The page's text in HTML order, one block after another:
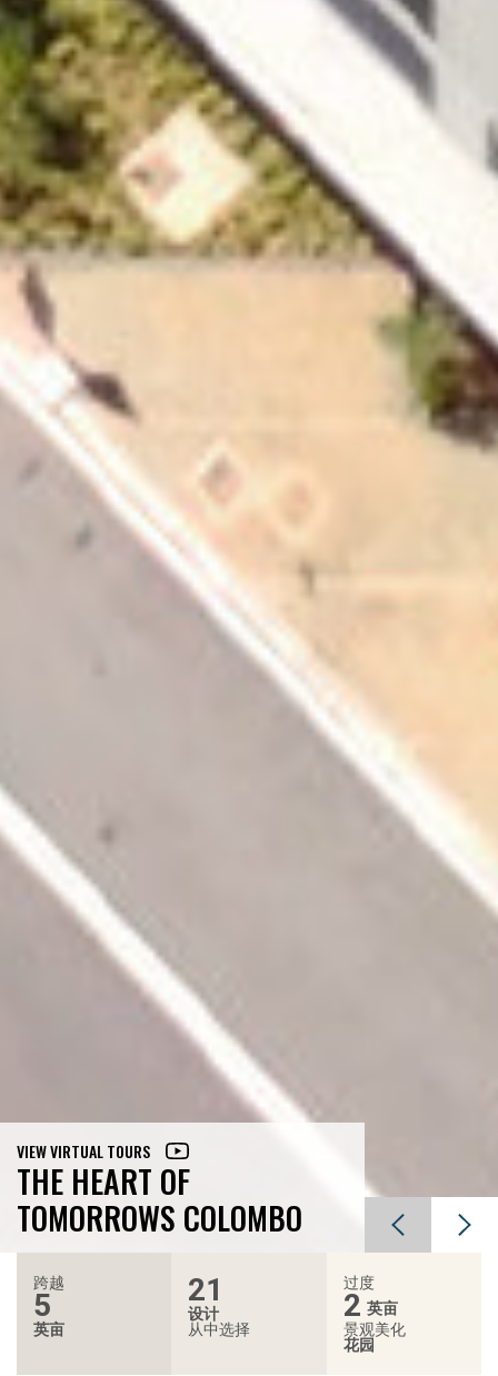
VIEW VIRTUAL TOURS
THE HEART OF
TOMORROWS COLOMBO
查看虚拟导览
明天科伦坡的心脏
VIEW VIRTUAL TOURS
THE HEART OF
TOMORROWS COLOMBO
VIEW VIRTUAL TOURS
THE HEART OF
TOMORROWS COLOMBO
VIEW VIRTUAL TOURS
THE HEART OF
TOMORROWS COLOMBO
VIEW VIRTUAL TOURS
THE HEART OF
TOMORROWS COLOMBO
查看虚拟导览
明天科伦坡的心脏
跨越
5
英亩
21
设计
从中选择
过度
2 英亩
景观美化
花园